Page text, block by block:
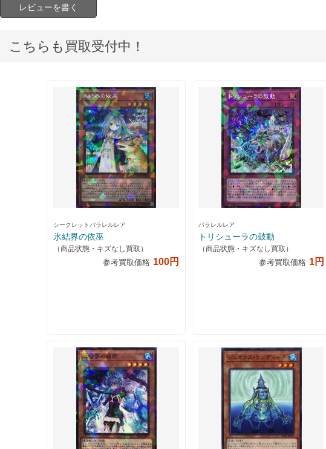
レビューを書く
こちらも買取受付中！
シークレットパラレルレア
氷結界の依巫
（商品状態・キズなし買取）
参考買取価格 100円
パラレルレア
トリシューラの鼓動
（商品状態・キズなし買取）
参考買取価格 1円